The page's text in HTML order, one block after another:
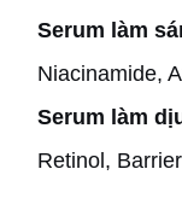
Serum làm
Niacinamide,
Serum làm
Retinol,